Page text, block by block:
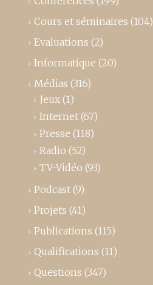
Cours et séminaires (104)
Evaluations (2)
Informatique (20)
Médias (316)
Jeux (1)
Internet (67)
Presse (118)
Radio (52)
TV-Vidéo (93)
Podcast (9)
Projets (41)
Publications (115)
Qualifications (11)
Questions (347)